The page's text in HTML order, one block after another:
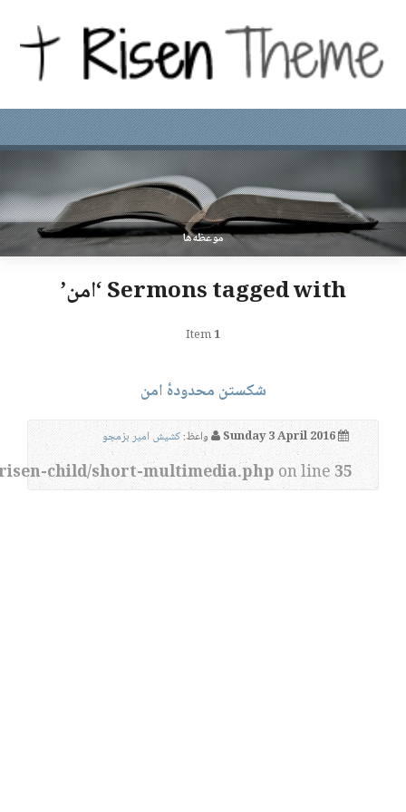
موعظه‌ها
Sermons tagged with ‘امن’
1
شکستن محدودۀ امن
Sunday 3 April 2016 واعظ:کشیش امیر بزمجو
child/short-multimedia.php on line35